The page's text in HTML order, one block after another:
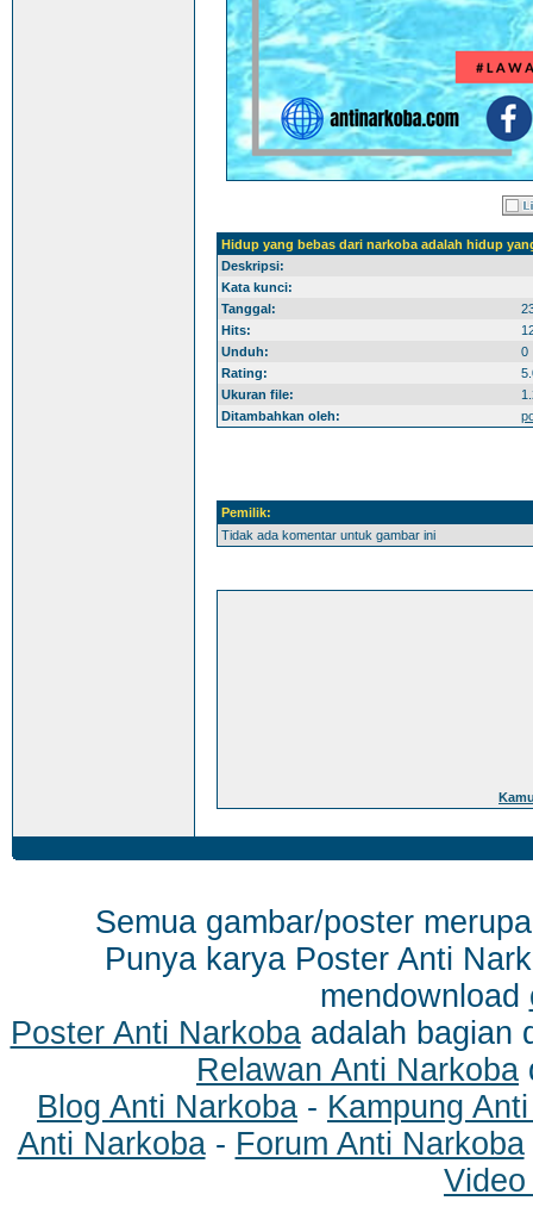
Hidup yang bebas dari narkoba adalah hidup
Deskripsi:
Kata kunci:
Tanggal:
Hits:
Unduh:
0
Rating:
Ukuran file:
Ditambahkan oleh:
Pemilik:
Tidak ada komentar untuk gambar ini
Semua gambar/poster
Punya karya Poster Anti
mendownload
Poster Anti Narkobaadalah bagian
Relawan Anti Narkoba
Blog Anti Narkoba - Kampung
Anti Narkoba- Forum Anti Narkoba